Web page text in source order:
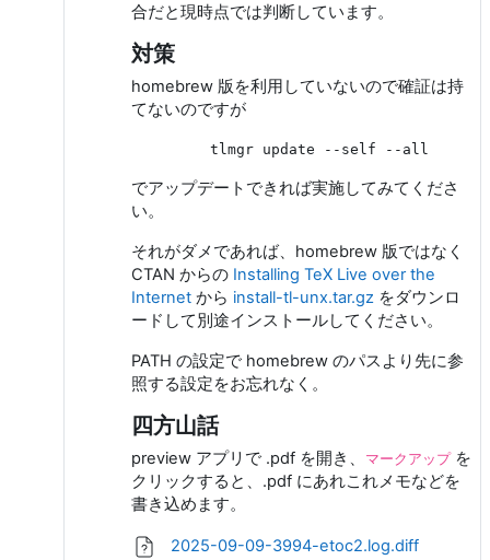
合だと現時点では判断しています。
対策
homebrew 版を利用していないので確証は持
てないのですが
でアップデートできれば実施してみてくださ
い。
それがダメであれば、homebrew 版ではなく
CTAN からの Installing TeX Live over the
Internetから install-tl-unx.tar.gzをダウンロ
ードして別途インストールしてください。
PATH の設定で homebrew のパスより先に参
照する設定をお忘れなく。
四方山話
preview アプリで .pdf を開き、 マークアップを
クリックすると、.pdf にあれこれメモなどを
書き込めます。
2025-09-09-3994-etoc2.log.diff